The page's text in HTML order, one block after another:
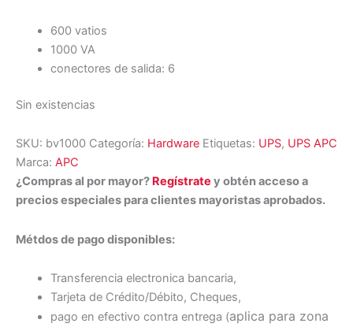
600 vatios
1000 VA
conectores de salida: 6
Sin existencias
SKU: bv1000 Categoría: Hardware Etiquetas: UPS, UPS APC
Marca: APC
¿Compras al por mayor? Regístrate y obtén acceso a
precios especiales para clientes mayoristas aprobados.
Métdos de pago disponibles:
Transferencia electronica bancaria,
Tarjeta de Crédito/Débito, Cheques,
pago en efectivo contra entrega (aplica para zona